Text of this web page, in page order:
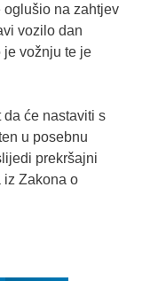
na zahtjev
vozilo dan
je vožnju te je
će nastaviti s
u posebnu
prekršajni
iz Zakona o